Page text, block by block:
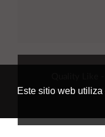
Este sitio web
Desarrollo